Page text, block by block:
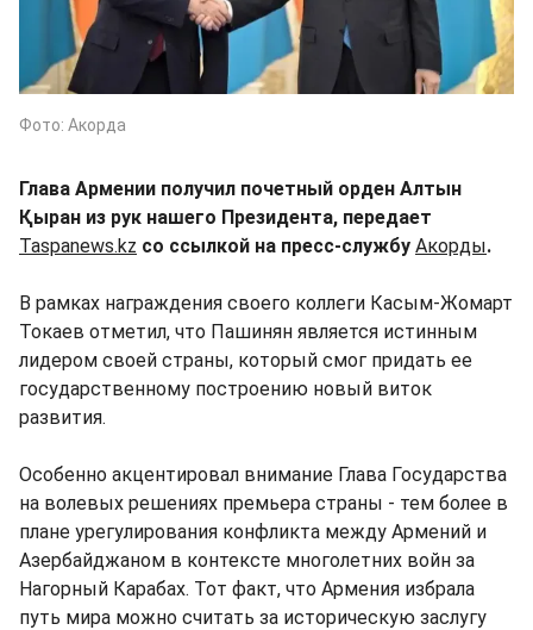
Фото: Акорда
Глава Армении получил почетный орден Алтын
Қыран из рук нашего Президента, передает
Taspanews.kz со ссылкой на пресс-службу Акорды.
В рамках награждения своего коллеги Касым-Жомарт
Токаев отметил, что Пашинян является истинным
лидером своей страны, который смог придать ее
государственному построению новый виток
развития.
Особенно акцентировал внимание Глава Государства
на волевых решениях премьера страны - тем более в
плане урегулирования конфликта между Армений и
Азербайджаном в контексте многолетних войн за
Нагорный Карабах. Тот факт, что Армения избрала
путь мира можно считать за историческую заслугу